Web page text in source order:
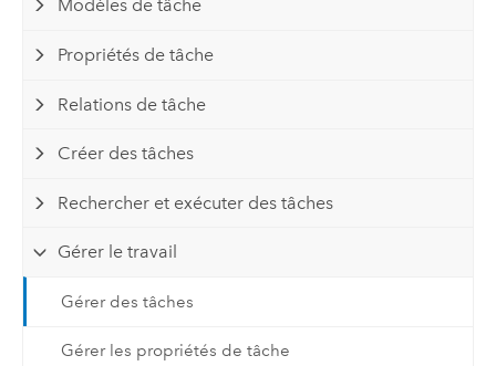
Modèles de tâche
Propriétés de tâche
Relations de tâche
Créer des tâches
Rechercher et exécuter des tâches
Gérer le travail
Gérer des tâches
Gérer les propriétés de tâche